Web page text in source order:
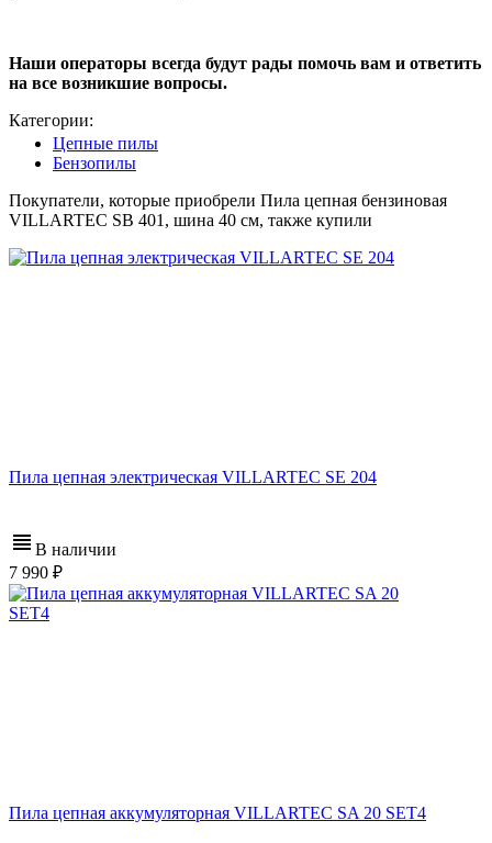
Наши операторы всегда будут рады помочь вам и ответить
на все возникшие вопросы.
Категории:
Цепные пилы
Бензопилы
Покупатели, которые приобрели Пила цепная бензиновая
VILLARTEC SB 401, шина 40 см, также купили
Пила цепная электрическая VILLARTEC SE 204
В наличии
7 990
Пила цепная аккумуляторная VILLARTEC SA 20 SET4